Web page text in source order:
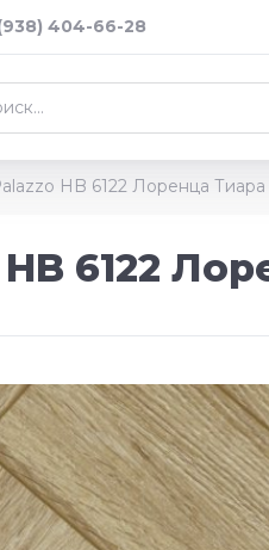
404-66-28
HB 6122 Лоренца Тиара
6122